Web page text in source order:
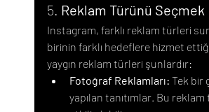
5. Reklam Türünü Seçmek
Instagram, farklı reklam türleri
birinin farklı hedeflere hizmet
yaygın reklam türleri şunlardır:
Fotoğraf Reklamları: Tek bir
yapılan tanıtımlar. Bu